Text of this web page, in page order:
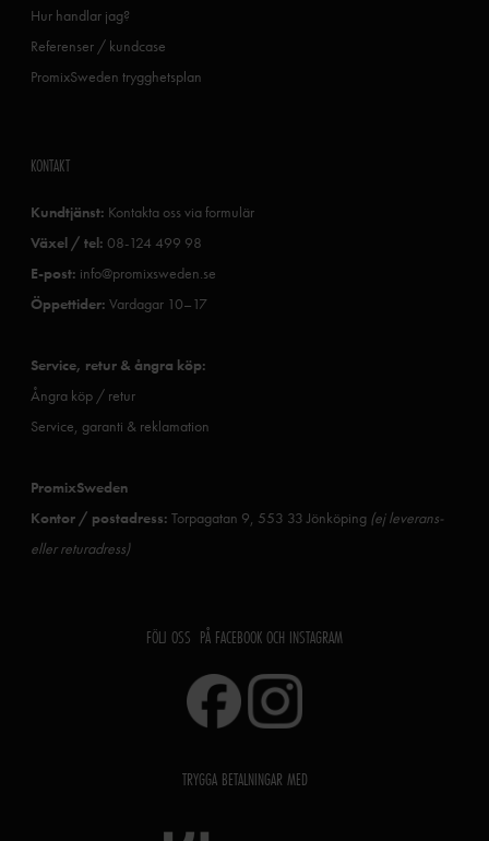
Hur handlar jag?
Referenser / kundcase
PromixSweden trygghetsplan
KONTAKT
Kundtjänst: Kontakta oss via formulär
Växel / tel: 08-124 499 98
E-post: info@promixsweden.se
Öppettider: Vardagar 10–17
Service, retur & ångra köp:
Ångra köp / retur
Service, garanti & reklamation
PromixSweden
Kontor / postadress: Torpagatan 9, 553 33 Jönköping (ej leverans-
eller returadress)
FÖLJ OSS PÅ FACEBOOK OCH INSTAGRAM
TRYGGA BETALNINGAR MED